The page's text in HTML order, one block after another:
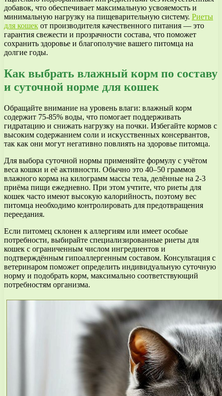
добавок, что обеспечивает максимальную усвояемость и
минимальную нагрузку на пищеварительную систему. Риеты
для кошек от производителя качественного питания — это
гарантия свежести и прозрачности состава, что поможет
сохранить здоровье и благополучие вашего питомца на
долгие годы.
Как выбрать влажный корм по составу
и суточной норме для кошек
Обращайте внимание на уровень влаги: влажный корм
содержит 75-85% воды, что помогает поддерживать
гидратацию и снижать нагрузку на почки. Избегайте кормов с
высоким содержанием соли и искусственных консервантов,
так как они могут негативно повлиять на здоровье питомца.
Для выбора суточной нормы применяйте формулу с учётом
веса кошки и её активности. Обычно это 40–50 граммов
влажного корма на килограмм массы тела, делённые на 2-3
приёма пищи ежедневно. При этом учтите, что риеты для
кошек часто имеют высокую калорийность, поэтому вес
питомца необходимо контролировать для предотвращения
переедания.
Если питомец склонен к аллергиям или имеет особые
потребности, выбирайте специализированные риеты для
кошек с ограниченным числом ингредиентов и
подтверждённым гипоаллергенным составом. Консультация с
ветеринаром поможет определить индивидуальную суточную
норму и подобрать корм, максимально соответствующий
потребностям организма.